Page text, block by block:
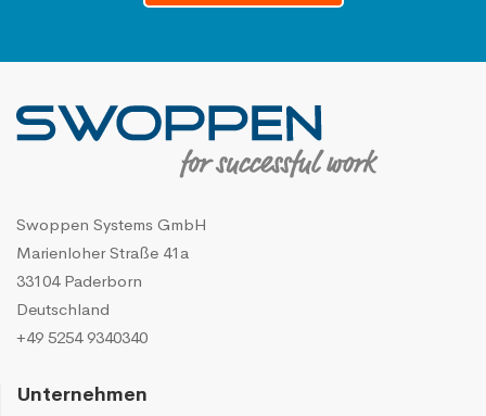
Swoppen Systems GmbH
Marienloher Straße 41a
33104 Paderborn
Deutschland
+49 5254 9340340
Unternehmen